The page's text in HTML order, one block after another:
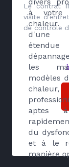
à votre
chaleur.
d'une
les
modèles
aptes
du
et à le
manière
Le contrat
visite
de contrôle